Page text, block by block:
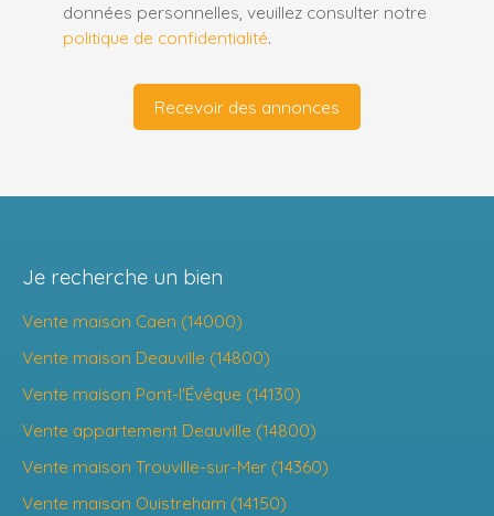
données personnelles, veuillez consulter notre
politique de confidentialité.
Recevoir des annonces
Je recherche un bien
Vente maison Caen (14000)
Vente maison Deauville (14800)
Vente maison Pont-l'Évêque (14130)
Vente appartement Deauville (14800)
Vente maison Trouville-sur-Mer (14360)
Vente maison Ouistreham (14150)